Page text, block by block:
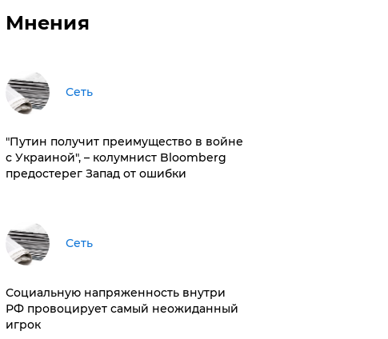
Мнения
Сеть
"Путин получит преимущество в войне
с Украиной", – колумнист Bloomberg
предостерег Запад от ошибки
Сеть
Социальную напряженность внутри
РФ провоцирует самый неожиданный
игрок